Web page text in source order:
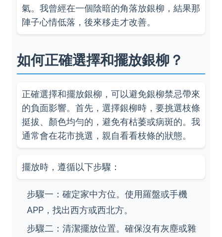
氣。我曾經在一個陰暗的角落放銀柳，結果那
陣子心情低落，後來移走才改善。
如何正確選擇和擺放銀柳？
正確選擇和擺放銀柳，可以避免銀柳禁忌帶來
的負面影響。首先，選擇銀柳時，要挑選枝條
挺拔、顏色均勻的，避免有枯萎或病斑的。我
通常會在花市挑選，親自看看枝條的狀態。
擺放時，遵循以下步驟：
步驟一：確定家中方位。使用羅盤或手機
APP，找出西方或西北方。
步驟二：清潔擺放位置。確保沒有灰塵或雜